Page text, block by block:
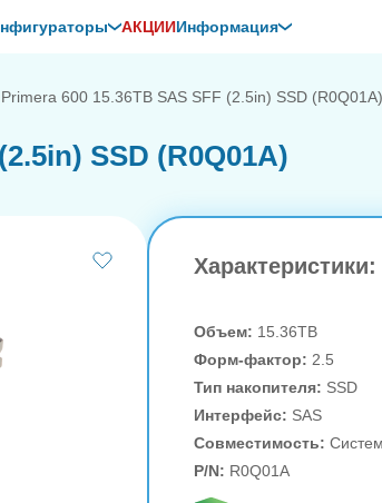
АКЦИИИнформация
600 15.36TB SAS SFF (2.5in) SSD (R0Q01A)
SSD (R0Q01A)
Характеристики:
Объем: 15.36TB
Форм-фактор: 2.5
Тип накопителя: SSD
Интерфейс: SAS
Совместимость:
P/N: R0Q01A